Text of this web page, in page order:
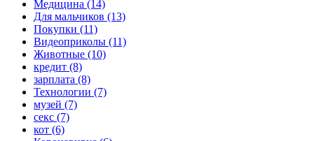
Медицина (14)
Для мальчиков (13)
Покупки (11)
Видеоприколы (11)
Животные (10)
кредит (8)
зарплата (8)
Технологии (7)
музей (7)
секс (7)
кот (6)